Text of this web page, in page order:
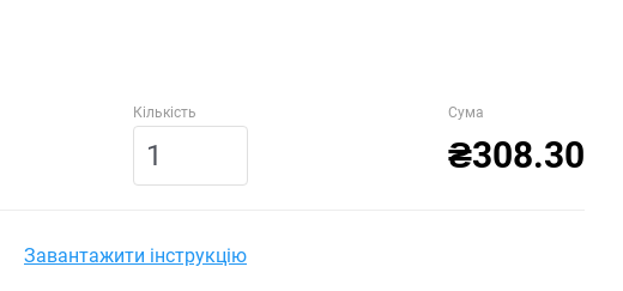
Кількість Сума
₴308.30
Завантажити інструкцію